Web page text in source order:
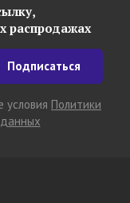
распродажах
Подписаться
условия Политики